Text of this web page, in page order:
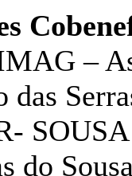
–
das
SOUSA
do Sousa